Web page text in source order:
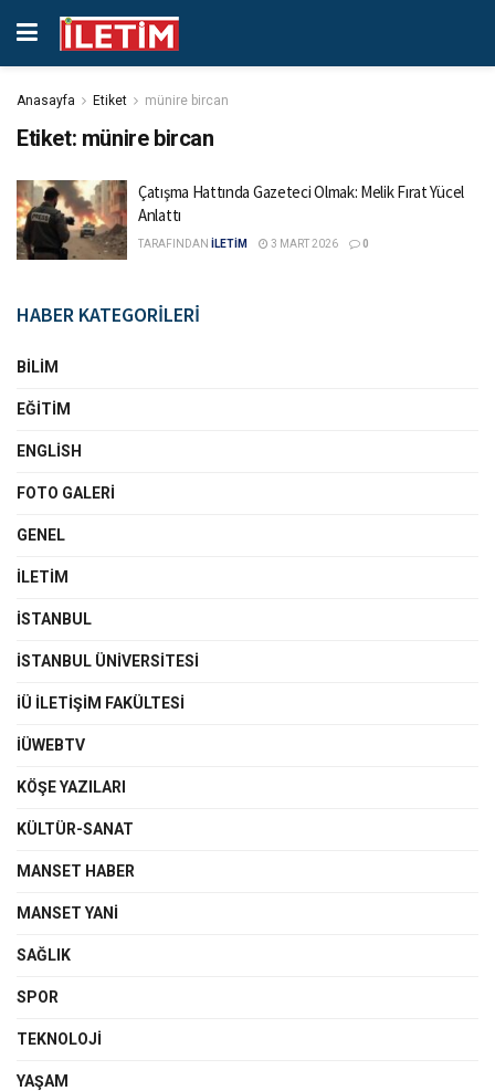
Anasayfa Etiket münire bircan
Etiket: münire bircan
Çatışma Hattında Gazeteci Olmak: Melik Fırat Yücel
Anlattı
TARAFINDAN İLETİM 3 MART 2026 0
HABER KATEGORİLERİ
BILIM
EĞITIM
ENGLISH
FOTO GALERI
GENEL
İLETIM
İSTANBUL
İSTANBUL ÜNIVERSITESI
İÜ İLETIŞIM FAKÜLTESI
İÜWEBTV
KÖŞE YAZILARI
KÜLTÜR-SANAT
MANSET HABER
MANSET YANI
SAĞLIK
SPOR
TEKNOLOJI
YAŞAM